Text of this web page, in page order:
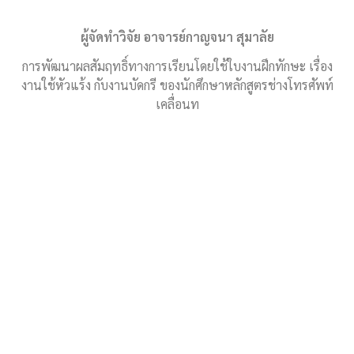
ผู้จัดทำวิจัย อาจารย์กาญจนา สุมาลัย
การพัฒนาผลสัมฤทธิ์ทางการเรียนโดยใช้ใบงานฝึกทักษะ เรื่อง
งานใช้หัวแร้ง กับงานบัดกรี ของนักศึกษาหลักสูตรช่างโทรศัพท์
เคลื่อนท